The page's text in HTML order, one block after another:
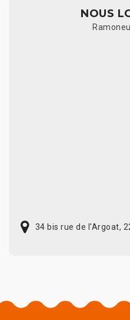
NOUS
34 bis rue de l'Argoat,